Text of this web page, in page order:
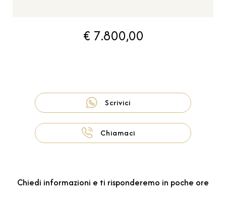
€ 7.800,00
Scrivici
Chiamaci
Chiedi informazioni e ti risponderemo in poche ore